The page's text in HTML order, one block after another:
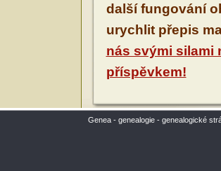
další fungování
urychlit přepis
nás svými silami
příspěvkem!
Genea - genealogie - genealogické